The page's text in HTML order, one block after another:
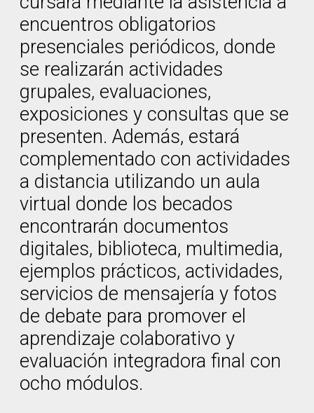
encuentros obligatorios
presenciales periódicos, donde
se realizarán actividades
grupales, evaluaciones,
exposiciones y consultas que se
presenten. Además, estará
complementado con actividades
a distancia utilizando un aula
virtual donde los becados
encontrarán documentos
digitales, biblioteca, multimedia,
ejemplos prácticos, actividades,
servicios de mensajería y fotos
de debate para promover el
aprendizaje colaborativo y
evaluación integradora final con
ocho módulos.